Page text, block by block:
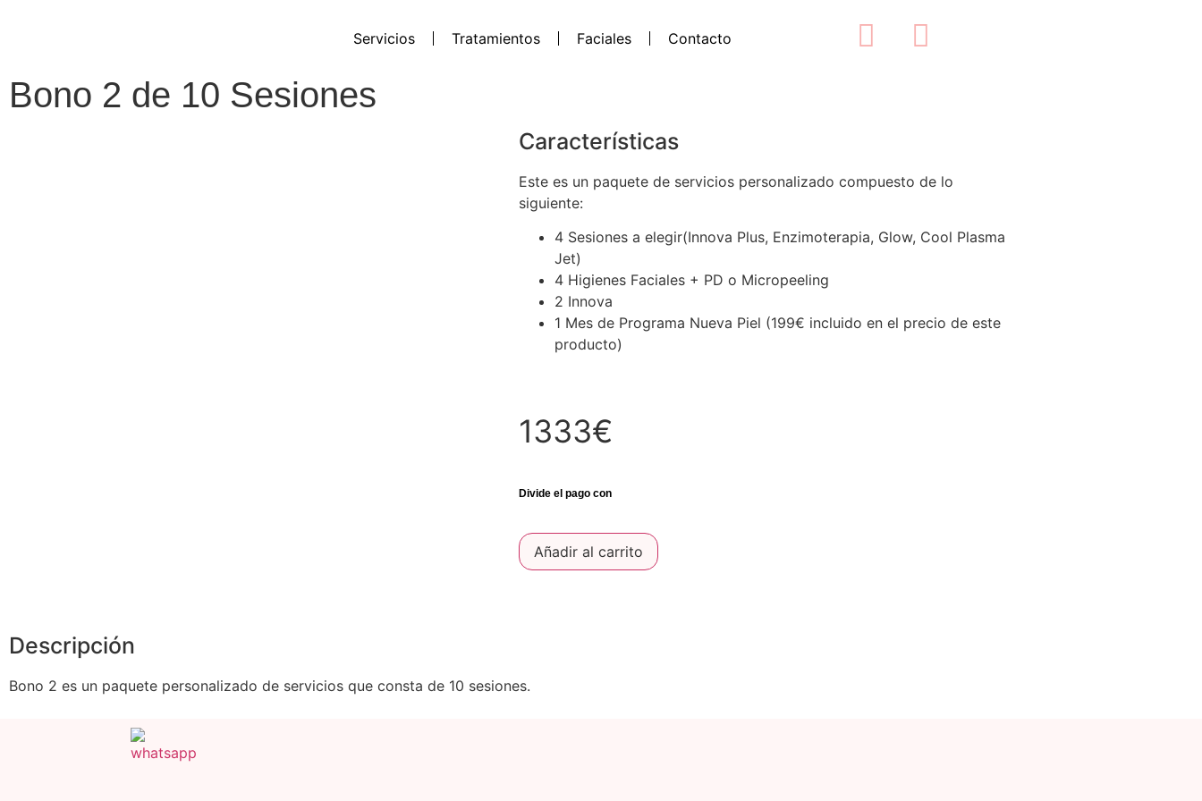
Servicios Tratamientos Faciales Contacto
Bono 2 de 10 Sesiones
Características
Este es un paquete de servicios personalizado compuesto de lo
siguiente:
4 Sesiones a elegir(Innova Plus, Enzimoterapia, Glow, Cool Plasma
Jet)
4 Higienes Faciales + PD o Micropeeling
2 Innova
1 Mes de Programa Nueva Piel (199€ incluido en el precio de este
producto)
1333€
Añadir al carrito
Descripción
Bono 2 es un paquete personalizado de servicios que consta de 10 sesiones.